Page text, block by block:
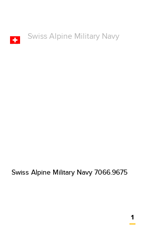
Swiss Alpine Military Navy 7066.9675
1